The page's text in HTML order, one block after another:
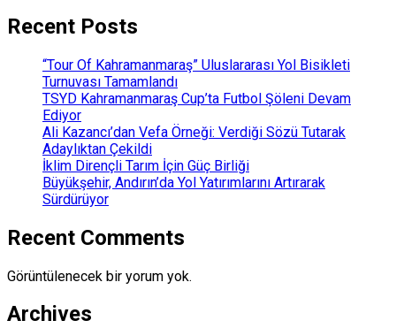
Recent Posts
“Tour Of Kahramanmaraş” Uluslararası Yol Bisikleti
Turnuvası Tamamlandı
TSYD Kahramanmaraş Cup’ta Futbol Şöleni Devam
Ediyor
Ali Kazancı’dan Vefa Örneği: Verdiği Sözü Tutarak
Adaylıktan Çekildi
İklim Dirençli Tarım İçin Güç Birliği
Büyükşehir, Andırın’da Yol Yatırımlarını Artırarak
Sürdürüyor
Recent Comments
Görüntülenecek bir yorum yok.
Archives